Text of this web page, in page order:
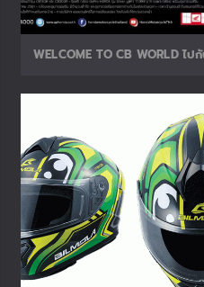
WELCOME TO CB WORLD ไ